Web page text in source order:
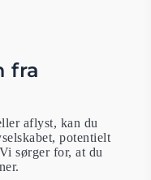
fra
aflyst, kan du
potentielt
sørger for, at du